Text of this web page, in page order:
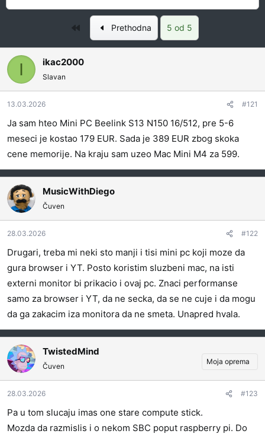
k
t
e
t
u
m
r
n
j
a
n
a
k
Prethodna 5 od 5
I ikac2000
Slavan
13.03.2026 #121
Ja sam hteo Mini PC Beelink S13 N150 16/512, pre 5-6
meseci je kostao 179 EUR. Sada je 389 EUR zbog skoka
cene memorije. Na kraju sam uzeo Mac Mini M4 za 599.
MusicWithDiego
Čuven
28.03.2026 #122
Drugari, treba mi neki sto manji i tisi mini pc koji moze da
gura browser i YT. Posto koristim sluzbeni mac, na isti
externi monitor bi prikacio i ovaj pc. Znaci performanse
samo za browser i YT, da ne secka, da se ne cuje i da mogu
da ga zakacim iza monitora da ne smeta. Unapred hvala.
TwistedMind
Čuven
Moja oprema
28.03.2026 #123
Pa u tom slucaju imas one stare compute stick.
Mozda da razmislis i o nekom SBC poput raspberry pi. Do